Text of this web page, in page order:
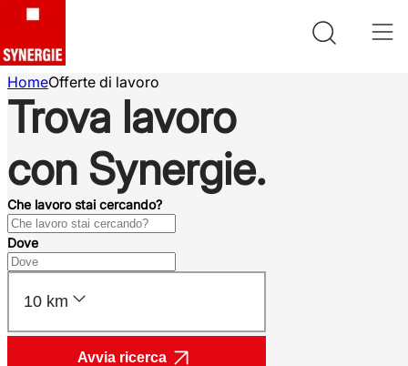
HomeOfferte di lavoro
Trova lavoro
con Synergie.
Che lavoro stai cercando?
Dove
10 km
Avvia ricerca